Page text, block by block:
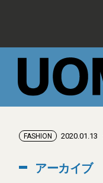
FASHION 2020.01.13
アーカイブ